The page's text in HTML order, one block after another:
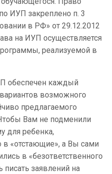
ИУП закреплено п. 3
в РФ» от 29.12.2012
на ИУП осуществляется
реализуемой в
обеспечен каждый
возможного
предлагаемого
Вам не подменили
для ребенка,
в «отстающие», а Вы сами
в «безответственного
писать заявлений на